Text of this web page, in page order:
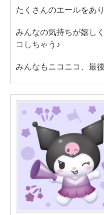
たくさんのエールをあ
みんなの気持ちが嬉し
コしちゃう♪
みんなもニコニコ、最